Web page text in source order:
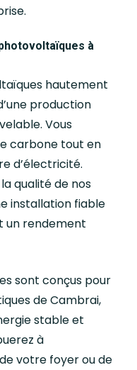
à
hautement
production
Vous
carbone tout en
d’électricité.
qualité de nos
installation fiable
un rendement
sont conçus pour
de Cambrai,
stable et
à
votre foyer ou de